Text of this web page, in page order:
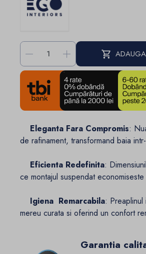
- +
Eleganta Fara Compromis:
de rafinament, transformand baia
Eficienta Redefinita:
ce montajul suspendat
Igiena Remarcabila:
mereu curata si oferind un confort
Garantia